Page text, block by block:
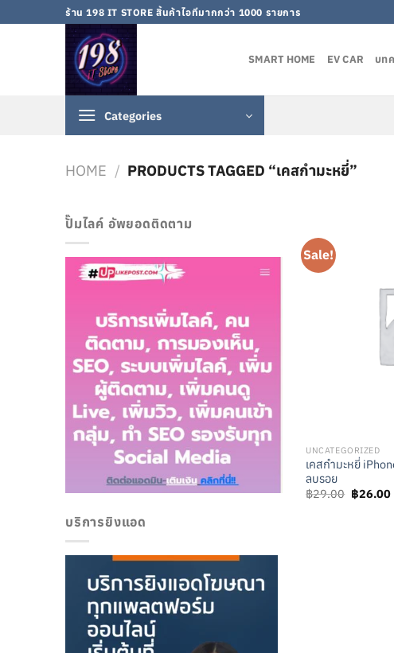
to
ร้าน 198 IT STORE สิ้นค้าไอทีมากกว่า 1000 รายการ
SMART HOME EV CAR บท
Categories
HOME / PRODUCTS TAGGED “เคสกำมะหยี่”
ปั๊มไลค์ อัพยอดติดตาม
บริการยิงแอด
Sale!
UNCATEGORIZED
เคสกำมะหยี่
ลบรอย
฿29.00 Original
price
฿26.00